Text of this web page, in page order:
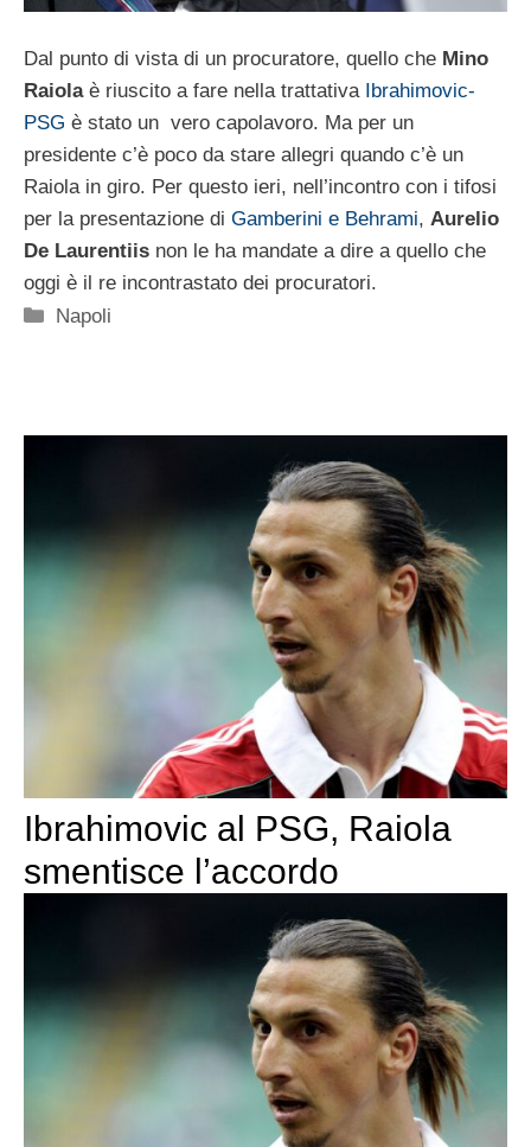
Dal punto di vista di un procuratore, quello che Mino
Raiolaè riuscito a fare nella trattativa Ibrahimovic-
PSG è stato un vero capolavoro. Ma per un
presidente c’è poco da stare allegri quando c’è un
Raiola in giro. Per questo ieri, nell’incontro con i tifosi
per la presentazione di Gamberini e Behrami, Aurelio
De Laurentiis non le ha mandate a dire a quello che
oggi è il re incontrastato dei procuratori.
Categorie
Napoli
Ibrahimovic al PSG, Raiola
smentisce l’accordo